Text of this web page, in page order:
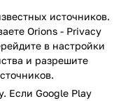
режима;
источников.
Orions - Privacy
в настройки
и разрешите
Если Google Play